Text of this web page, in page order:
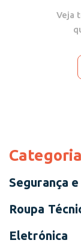
Veja
Segurança
Roupa
Eletrónica